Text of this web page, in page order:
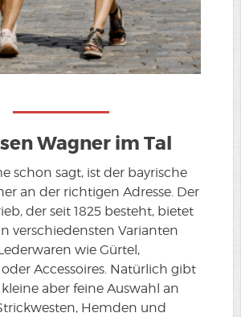
Wagner im Tal
schon sagt, ist der bayrische
an der richtigen Adresse. Der
der seit 1825 besteht, bietet
verschiedensten Varianten
wie Gürtel,
Accessoires. Natürlich gibt
aber feine Auswahl an
Hemden und